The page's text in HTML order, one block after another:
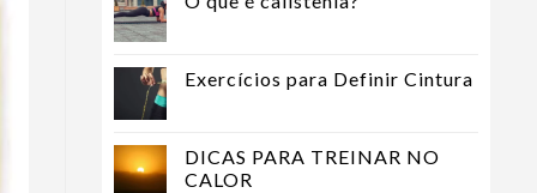
Exercícios para Definir Cintura
DICAS PARA TREINAR NO
CALOR